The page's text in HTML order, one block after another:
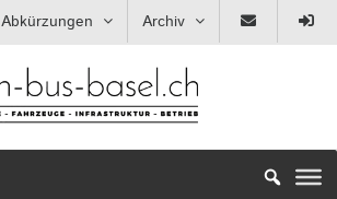
Abkürzungen Archiv